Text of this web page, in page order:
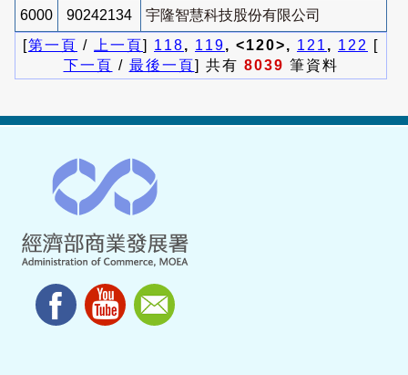
6000 90242134
宇隆智慧科技股份有限公司
[第一頁 / 上一頁] 118, 119, <120>, 121 , 122
[
下一頁 / 最後一頁] 共有 8039 筆資料